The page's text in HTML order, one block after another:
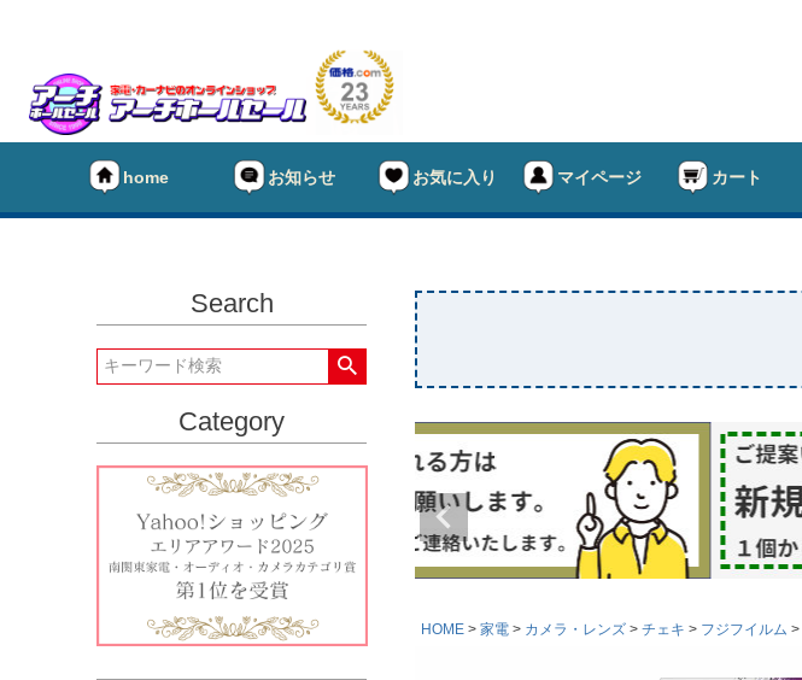
home お知らせ お気に入り マイページ カート
Search
Category
HOME 家電 カメラ・レンズ チェキ フジフイルム